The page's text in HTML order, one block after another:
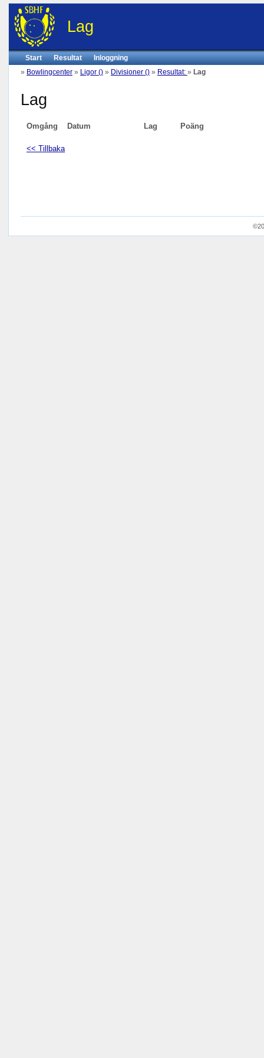
Lag
Start Resultat
Inloggning
» Bowlingcenter » Ligor () » Divisioner () » Resultat: » Lag
Lag
Omgång Datum Lag Poäng
<< Tillbaka